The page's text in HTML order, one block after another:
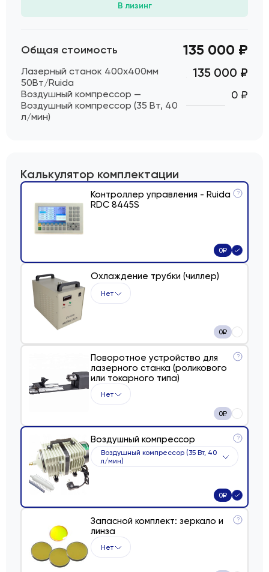
В лизинг
Общая стоимость 135 000 ₽
Лазерный станок 400х400мм
50Вт/Ruida
135 000 ₽
Воздушный компрессор —
Воздушный компрессор (35 Вт, 40
л/мин)
0 ₽
Калькулятор комплектации
Контроллер управления - Ruida
RDC 8445S
?
0₽
Охлаждение трубки (чиллер)
Нет
0₽
Поворотное устройство для
лазерного станка (роликового
или токарного типа)
?
Нет
0₽
Воздушный компрессор ?
Воздушный компрессор (35 Вт, 40
л/мин)
0₽
Запасной комплект: зеркало и
линза
?
Нет